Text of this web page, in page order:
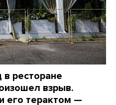
ресторане
взрыв.
его терактом —